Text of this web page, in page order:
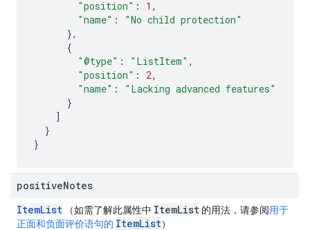
"position" : 1 ,
"name" :
"No child protection"
},
{
"@type" : "ListItem" ,
"position" : 2,
"name" :
"Lacking advanced features"
}
]
}
}
positiveNotes
ItemList （如需了解此属性中 ItemList 的用法，请参阅用于
正面和负面评价语句的 ItemList）